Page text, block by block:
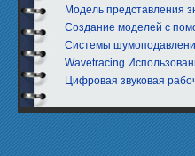
Модель представления
Создание моделей с
Системы
Wavetracing
Цифровая звуковая